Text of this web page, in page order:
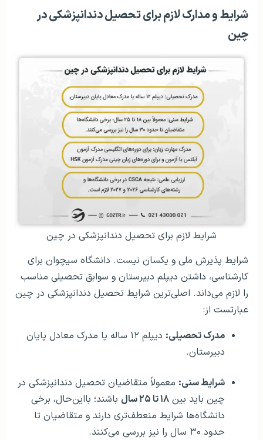
شرایط و مدارک لازم برای تحصیل دندانپزشکی در
چین
شرایط لازم برای تحصیل دندانپزشکی در چین
شرایط پذیرش ملی و یکسان نیست. دانشگاه سیچوان برای
کارشناسی، داشتن دیپلم دبیرستان و سوابق تحصیلی مناسب
را لازم می‌داند. اصلی‌ترین شرایط تحصیل دندانپزشکی در چین
عبارتست از:
مدرک تحصیلی:
دیپلم ۱۲ ساله یا مدرک معادل پایان
دبیرستان.
شرایط سنی: معمولاً متقاضیان تحصیل دندانپزشکی در
چین باید بین ۱۸ تا ۲۵ سال
باشند؛ بااین‌حال، برخی
دانشگاه‌ها شرایط منعطف‌تری دارند و متقاضیان تا
حدود ۳۰ سال را نیز بررسی می‌کنند.